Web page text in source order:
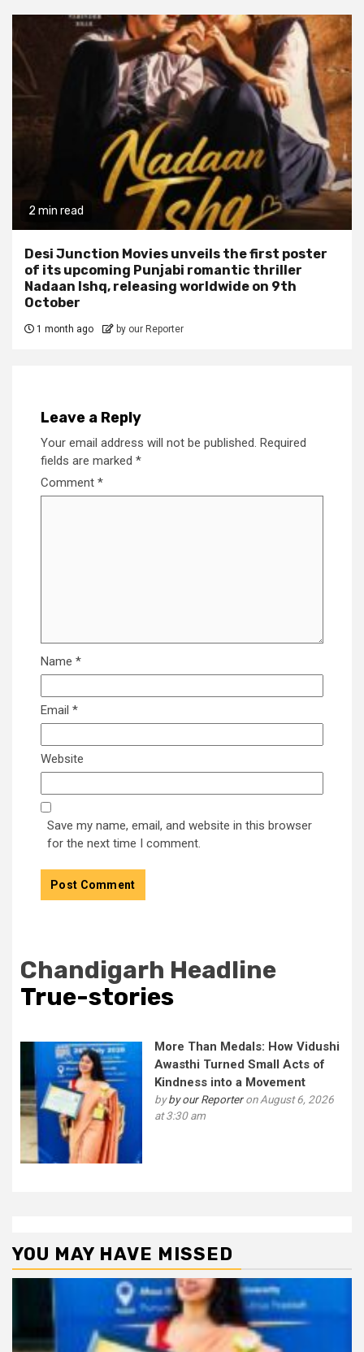
2 min read
Desi Junction Movies unveils the first poster
of its upcoming Punjabi romantic thriller
Nadaan Ishq, releasing worldwide on 9th
October
1 month ago by our Reporter
Leave a Reply
Your email address will not be published. Required
fields are marked *
Comment *
Name *
Email *
Website
Save my name, email, and website in this browser
for the next time I comment.
Chandigarh Headline
True-stories
More Than Medals: How Vidushi
Awasthi Turned Small Acts of
Kindness into a Movement
byby our Reporteron August 6, 2026
at 3:30 am
YOU MAY HAVE MISSED